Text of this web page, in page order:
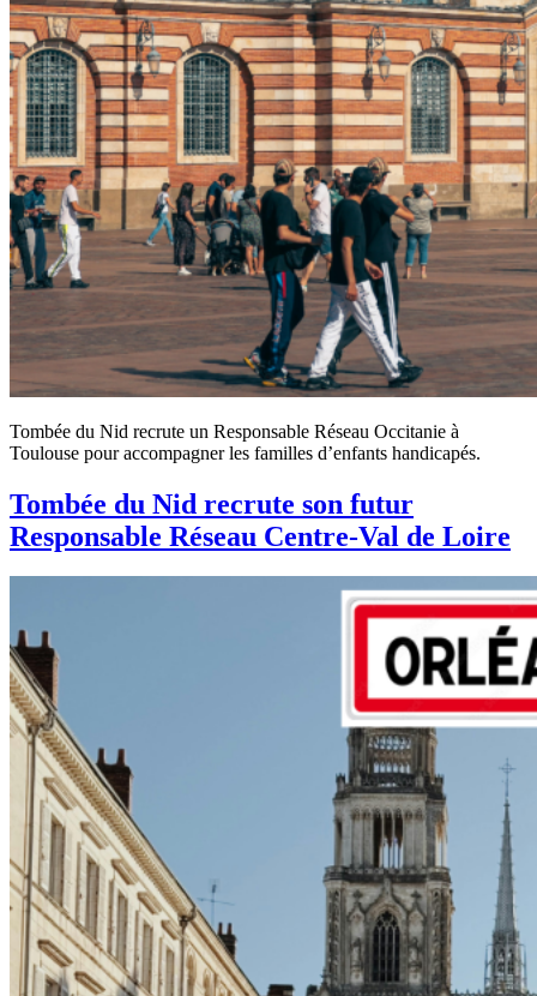
Tombée du Nid recrute un Responsable Réseau Occitanie à
Toulouse pour accompagner les familles d’enfants handicapés.
Tombée du Nid recrute son futur
Responsable Réseau Centre-Val de Loire